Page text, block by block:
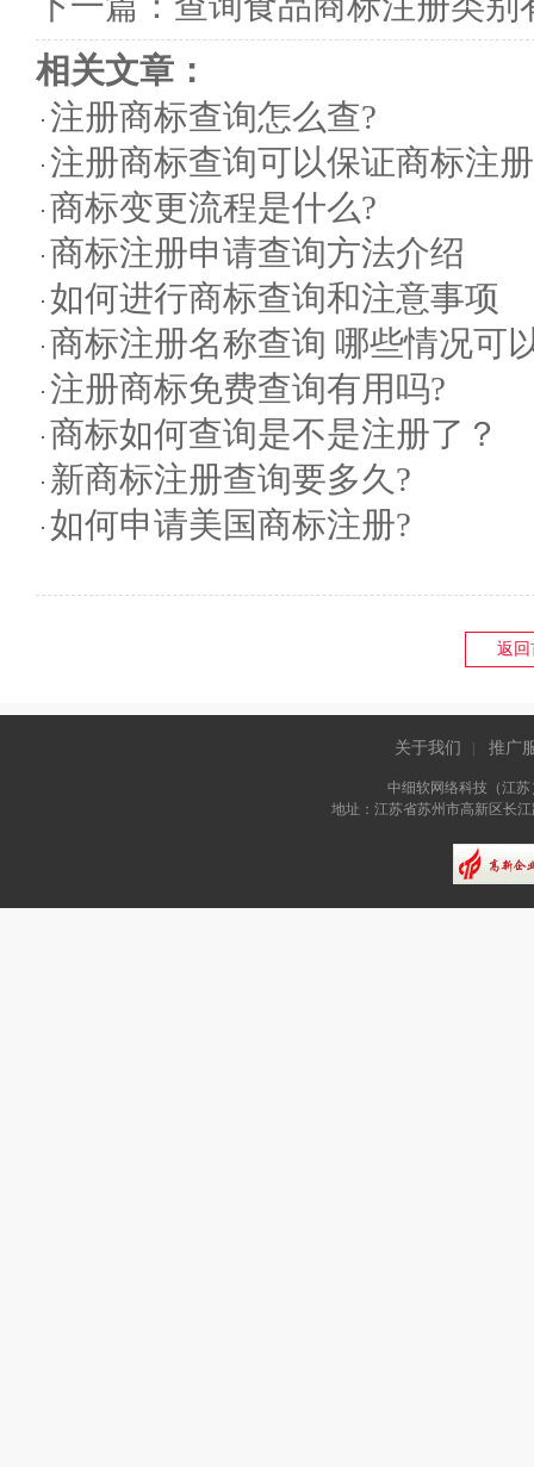
相关文章：
注册商标查询怎么查?
注册商标查询可以保证商标注
商标变更流程是什么?
商标注册申请查询方法介绍
如何进行商标查询和注意事项
商标注册名称查询 哪些情况可
注册商标免费查询有用吗?
商标如何查询是不是注册了？
新商标注册查询要多久?
如何申请美国商标注册?
返回
关于我们 推广
中细软网络科技（江
地址：江苏省苏州市高新区长